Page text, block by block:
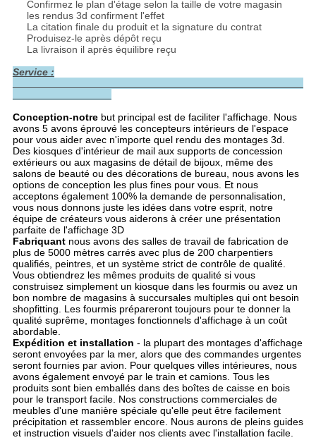
Confirmez le plan d'étage selon la taille de votre magasin
les rendus 3d confirment l'effet
La citation finale du produit et la signature du contrat
Produisez-le après dépôt reçu
La livraison il après équilibre reçu
Service :
Conception-notrebut principal est de faciliter l'affichage. Nous
avons 5 avons éprouvé les concepteurs intérieurs de l'espace
pour vous aider avec n'importe quel rendu des montages 3d.
Des kiosques d'intérieur de mail aux supports de concession
extérieurs ou aux magasins de détail de bijoux, même des
salons de beauté ou des décorations de bureau, nous avons les
options de conception les plus fines pour vous. Et nous
acceptons également 100% la demande de personnalisation,
vous nous donnons juste les idées dans votre esprit, notre
équipe de créateurs vous aiderons à créer une présentation
parfaite de l'affichage 3D
Fabriquantnous avons des salles de travail de fabrication de
plus de 5000 mètres carrés avec plus de 200 charpentiers
qualifiés, peintres, et un système strict de contrôle de qualité.
Vous obtiendrez les mêmes produits de qualité si vous
construisez simplement un kiosque dans les fourmis ou avez un
bon nombre de magasins à succursales multiples qui ont besoin
shopfitting. Les fourmis prépareront toujours pour te donner la
qualité suprême, montages fonctionnels d'affichage à un coût
abordable.
Expédition et installation - la plupart des montages d'affichage
seront envoyées par la mer, alors que des commandes urgentes
seront fournies par avion. Pour quelques villes intérieures, nous
avons également envoyé par le train et camions. Tous les
produits sont bien emballés dans des boîtes de caisse en bois
pour le transport facile. Nos constructions commerciales de
meubles d'une manière spéciale qu'elle peut être facilement
précipitation et rassembler encore. Nous aurons de pleins guides
et instruction visuels d'aider nos clients avec l'installation facile.